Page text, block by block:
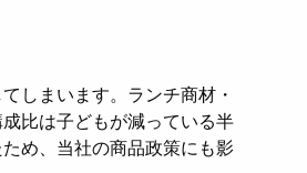
しまいます。ランチ商材・
比は子どもが減っている半
め、当社の商品政策にも影